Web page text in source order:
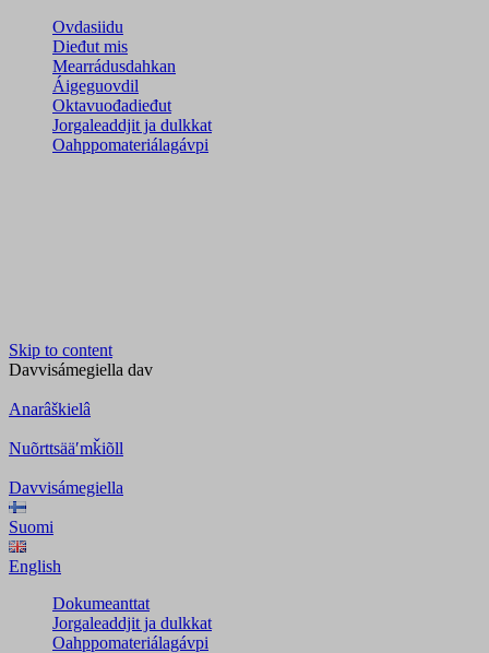
Ovdasiidu
Dieđut mis
Mearrádusdahkan
Áigeguovdil
Oktavuođadieđut
Jorgaleaddjit ja dulkkat
Oahppomateriálagávpi
Skip to content
Davvisámegiella dav
Anarâškielâ
Nuõrttsääʹmǩiõll
Davvisámegiella
Suomi
English
Dokumeanttat
Jorgaleaddjit ja dulkkat
Oahppomateriálagávpi